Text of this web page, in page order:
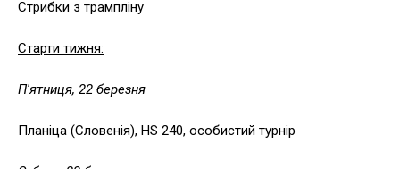
Стрибки з трампліну
Старти тижня:
П'ятниця, 22 березня
Планіца (Словенія), HS 240, особистий турнір